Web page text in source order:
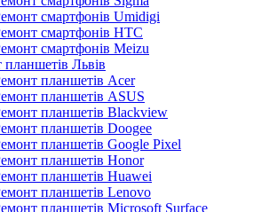
смартфонів Umidigi
смартфонів HTC
смартфонів Meizu
Львів
планшетів Acer
планшетів ASUS
планшетів Blackview
планшетів Doogee
планшетів Google Pixel
планшетів Honor
планшетів Huawei
планшетів Lenovo
планшетів Microsoft Surface